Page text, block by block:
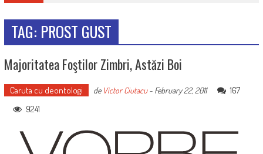
TAG: PROST GUST
Majoritatea Foştilor Zimbri, Astăzi Boi
Caruta cu deontologi de Victor Ciutacu- February 22, 2011
167
9241